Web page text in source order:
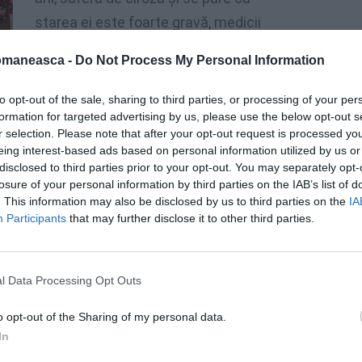
- Do Not Process My Personal Information
opt-out of the sale, sharing to third parties, or processing of your
for targeted advertising by us, please use the below opt-out
selection. Please note that after your opt-out request is processed
interest-based ads based on personal information utilized by us
to third parties prior to your opt-out. You may separately
of your personal information by third parties on the IAB’s list of
This information may also be disclosed by us to third parties on the
Participants that may further disclose it to other third parties.
Data Processing Opt Outs
opt-out of the Sharing of my personal data.
starea ei este foarte gravă, medicii
„Pacienta are ciroză în stare avansată
În prezent se află internată la terapie